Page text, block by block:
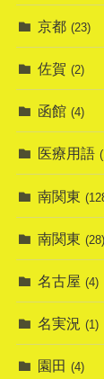
京都 (23)
佐賀 (2)
函館 (4)
医療用語
南関東
南関東 (28)
名古屋 (4)
名実況 (1)
園田 (4)